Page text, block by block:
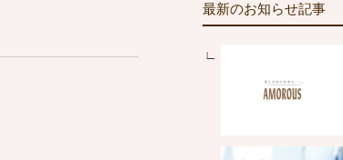
最新のお知らせ記事